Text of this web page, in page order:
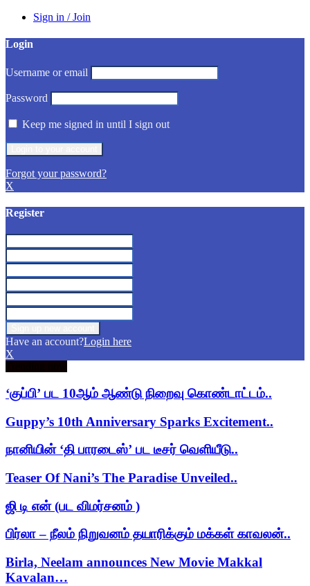
Sign in / Join
Login
Username or email
Password
Keep me signed in until I sign out
Forgot your password?
X
Register
Have an account?Login here
X
‘குப்பி’ பட 10ஆம் ஆண்டு நிறைவு கொண்டாட்டம்..
Guppy’s 10th Anniversary Sparks Excitement..
நானியின் ‘தி பாரடைஸ்’ பட டீசர் வெளியீடு..
Teaser Of Nani’s The Paradise Unveiled..
ஜி டி என் (பட விமர்சனம் )
பிர்லா – நீலம் நிறுவனம் தயாரிக்கும் மக்கள் காவலன்..
Birla, Neelam announces New Movie Makkal
Kavalan…